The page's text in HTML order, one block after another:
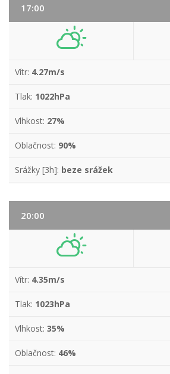
17:00
Vítr: 4.27m/s
Tlak: 1022hPa
Vlhkost: 27%
Oblačnost: 90%
Srážky [3h]: beze srážek
20:00
Vítr: 4.35m/s
Tlak: 1023hPa
Vlhkost: 35%
Oblačnost: 46%